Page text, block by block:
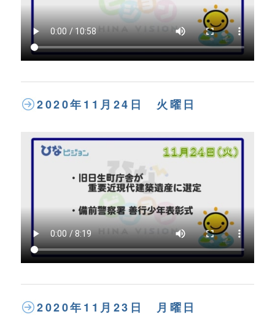
2020年11月24日 火曜日
2020年11月23日 月曜日